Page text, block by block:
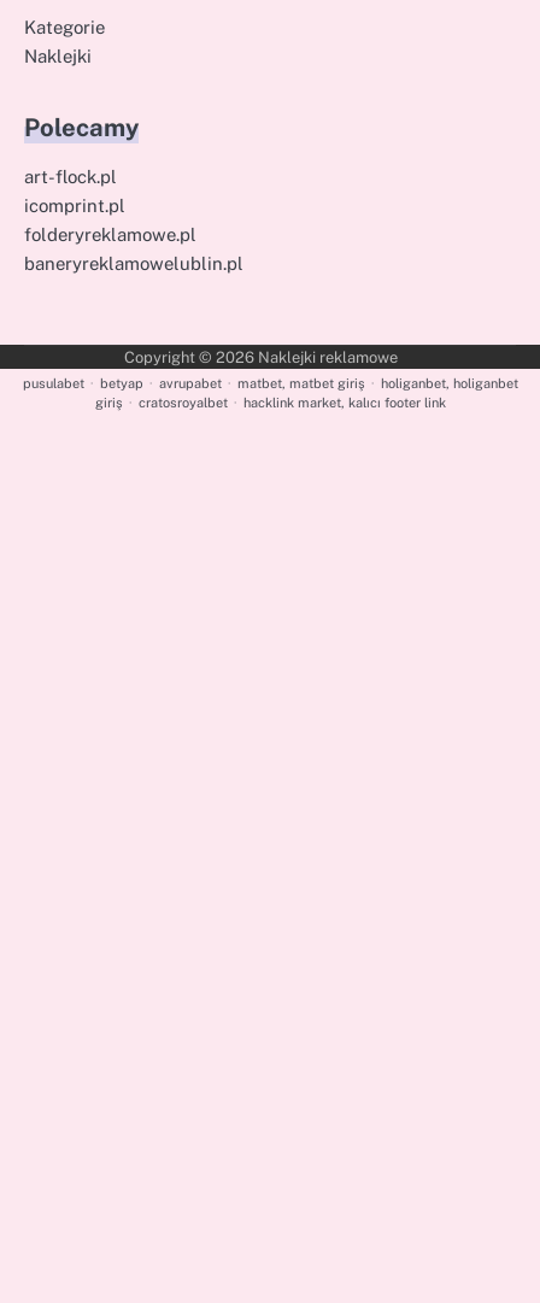
Kategorie
Naklejki
Polecamy
art-flock.pl
icomprint.pl
folderyreklamowe.pl
baneryreklamowelublin.pl
Copyright © 2026 Naklejki reklamowe
pusulabet · betyap · avrupabet · matbet, matbet giriş · holiganbet, holiganbet
giriş · cratosroyalbet · hacklink market, kalıcı footer link